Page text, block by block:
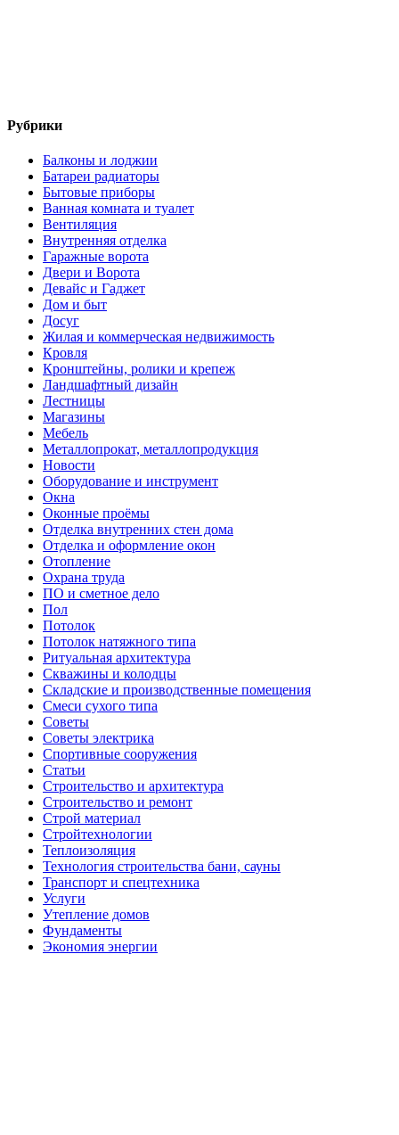
Рубрики
Балконы и лоджии
Батареи радиаторы‎
Бытовые приборы
Ванная комната и туалет
Вентиляция
Внутренняя отделка
Гаражные ворота
Двери и Ворота
Девайс и Гаджет
Дом и быт
Досуг
Жилая и коммерческая недвижимость
Кровля
Кронштейны, ролики и крепеж
Ландшафтный дизайн
Лестницы
Магазины
Мебель
Металлопрокат, металлопродукция
Новости
Оборудование и инструмент
Окна
Оконные проёмы
Отделка внутренних стен дома
Отделка и оформление окон
Отопление
Охрана труда
ПО и сметное дело
Пол
Потолок
Потолок натяжного типа
Ритуальная архитектура
Скважины и колодцы
Складские и производственные помещения
Смеси сухого типа
Советы
Советы электрика
Спортивные сооружения
Статьи
Строительство и архитектура
Строительство и ремонт
Строй материал
Стройтехнологии
Теплоизоляция
Технология строительства бани, сауны
Транспорт и спецтехника
Услуги
Утепление домов
Фундаменты
Экономия энергии